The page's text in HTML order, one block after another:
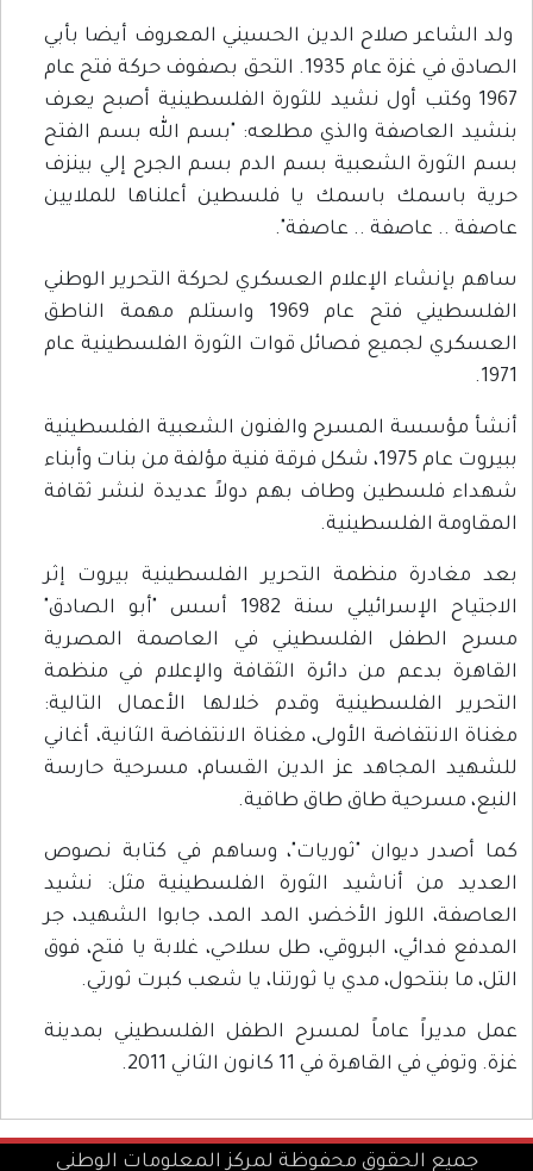
ولد الشاعر صلاح الدين الحسيني المعروف أيضا بأبي
الصادق في غزة عام 1935. التحق بصفوف حركة فتح عام
1967 وكتب أول نشيد للثورة الفلسطينية أصبح يعرف
بنشيد العاصفة والذي مطلعه: "بسم الله بسم الفتح
بسم الثورة الشعبية بسم الدم بسم الجرح إلي بينزف
حرية باسمك باسمك يا فلسطين أعلناها للملايين
عاصفة .. عاصفة .. عاصفة".
ساهم بإنشاء الإعلام العسكري لحركة التحرير الوطني
الفلسطيني فتح عام 1969 واستلم مهمة الناطق
العسكري لجميع فصائل قوات الثورة الفلسطينية عام
1971.
أنشأ مؤسسة المسرح والفنون الشعبية الفلسطينية
ببيروت عام 1975، شكل فرقة فنية مؤلفة من بنات وأبناء
شهداء فلسطين وطاف بهم دولاً عديدة لنشر ثقافة
المقاومة الفلسطينية.
بعد مغادرة منظمة التحرير الفلسطينية بيروت إثر
الاجتياح الإسرائيلي سنة 1982 أسس "أبو الصادق"
مسرح الطفل الفلسطيني في العاصمة المصرية
القاهرة بدعم من دائرة الثقافة والإعلام في منظمة
التحرير الفلسطينية وقدم خلالها الأعمال التالية:
مغناة الانتفاضة الأولى، مغناة الانتفاضة الثانية، أغاني
للشهيد المجاهد عز الدين القسام، مسرحية حارسة
النبع، مسرحية طاق طاق طاقية.
كما أصدر ديوان "ثوريات"، وساهم في كتابة نصوص
العديد من أناشيد الثورة الفلسطينية مثل: نشيد
العاصفة، اللوز الأخضر، المد المد، جابوا الشهيد، جر
المدفع فدائي، البروقي، طل سلاحي، غلابة يا فتح، فوق
التل، ما بنتحول، مدي يا ثورتنا، يا شعب كبرت ثورتي.
عمل مديراً عاماً لمسرح الطفل الفلسطيني بمدينة
غزة. وتوفي في القاهرة في 11 كانون الثاني 2011.
جميع الحقوق محفوظة لمركز المعلومات الوطني